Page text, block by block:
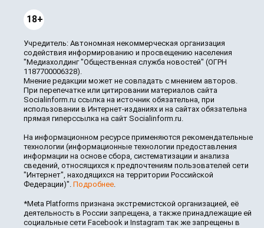
18+
Учредитель: Автономная некоммерческая организация
содействия информированию и просвещению населения
"Медиахолдинг "Общественная служба новостей" (ОГРН
1187700006328).
Мнение редакции может не совпадать с мнением авторов.
При перепечатке или цитировании материалов сайта
Socialinform.ru ссылка на источник обязательна, при
использовании в Интернет-изданиях и на сайтах обязательна
прямая гиперссылка на сайт Socialinform.ru.
На информационном ресурсе применяются рекомендательные
технологии (информационные технологии предоставления
информации на основе сбора, систематизации и анализа
сведений, относящихся к предпочтениям пользователей сети
"Интернет", находящихся на территории Российской
Федерации)". Подробнее.
*Meta Platforms признана экстремистской организацией, её
деятельность в России запрещена, а также принадлежащие ей
социальные сети Facebook и Instagram так же запрещены в